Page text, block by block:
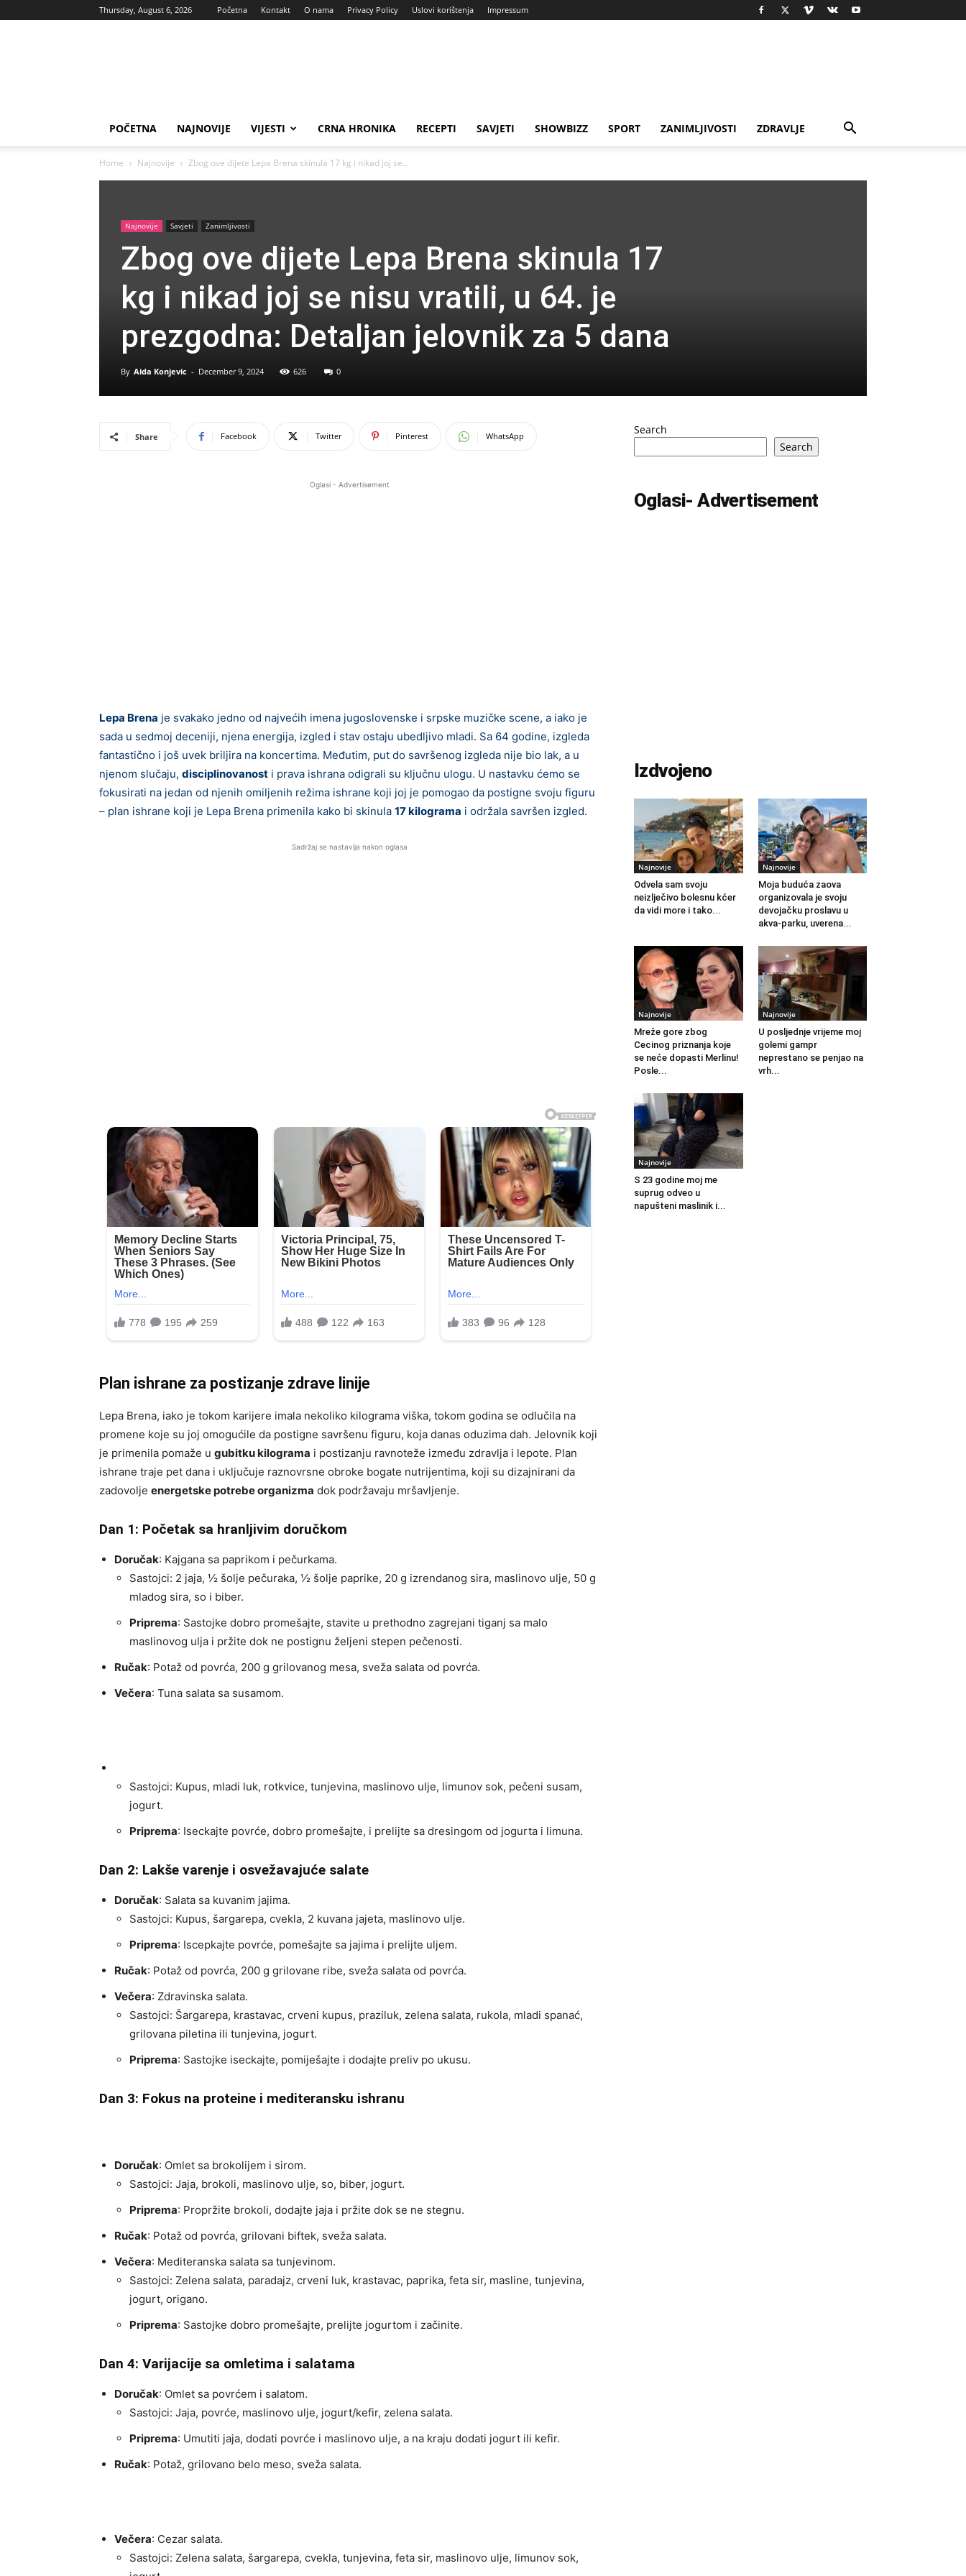
Thursday, August 6, 2026 Početna Kontakt O nama Privacy Policy Uslovi korištenja Impressum
POČETNA NAJNOVIJE VIJESTI CRNA HRONIKA RECEPTI SAVJETI SHOWBIZZ SPORT ZANIMLJIVOSTI ZDRAVLJE
Home Najnovije Zbog ove dijete Lepa Brena skinula 17 kg i nikad joj se...
Najnovije Savjeti Zanimljivosti
Zbog ove dijete Lepa Brena skinula 17
kg i nikad joj se nisu vratili, u 64. je
prezgodna: Detaljan jelovnik za 5 dana
By Aida Konjevic - December 9, 2024 626 0
Share Facebook Twitter Pinterest WhatsApp
Oglasi - Advertisement
Lepa Brena je svakako jedno od najvećih imena jugoslovenske i srpske muzičke scene, a iako je
sada u sedmoj deceniji, njena energija, izgled i stav ostaju ubedljivo mladi. Sa 64 godine, izgleda
fantastično i još uvek briljira na koncertima. Međutim, put do savršenog izgleda nije bio lak, a u
njenom slučaju, disciplinovanost i prava ishrana odigrali su ključnu ulogu. U nastavku ćemo se
fokusirati na jedan od njenih omiljenih režima ishrane koji joj je pomogao da postigne svoju figuru
– plan ishrane koji je Lepa Brena primenila kako bi skinula 17 kilograma i održala savršen izgled.
Sadržaj se nastavlja nakon oglasa
Plan ishrane za postizanje zdrave linije
Lepa Brena, iako je tokom karijere imala nekoliko kilograma viška, tokom godina se odlučila na
promene koje su joj omogućile da postigne savršenu figuru, koja danas oduzima dah. Jelovnik koji
je primenila pomaže u gubitku kilograma i postizanju ravnoteže između zdravlja i lepote. Plan
ishrane traje pet dana i uključuje raznovrsne obroke bogate nutrijentima, koji su dizajnirani da
zadovolje energetske potrebe organizma dok podržavaju mršavljenje.
Dan 1: Početak sa hranljivim doručkom
Doručak: Kajgana sa paprikom i pečurkama.
Sastojci: 2 jaja, ½ šolje pečuraka, ½ šolje paprike, 20 g izrendanog sira, maslinovo ulje, 50 g
mladog sira, so i biber.
Priprema: Sastojke dobro promešajte, stavite u prethodno zagrejani tiganj sa malo
maslinovog ulja i pržite dok ne postignu željeni stepen pečenosti.
Ručak: Potaž od povrća, 200 g grilovanog mesa, sveža salata od povrća.
Večera: Tuna salata sa susamom.
Sastojci: Kupus, mladi luk, rotkvice, tunjevina, maslinovo ulje, limunov sok, pečeni susam,
jogurt.
Priprema: Iseckajte povrće, dobro promešajte, i prelijte sa dresingom od jogurta i limuna.
Dan 2: Lakše varenje i osvežavajuće salate
Doručak: Salata sa kuvanim jajima.
Sastojci: Kupus, šargarepa, cvekla, 2 kuvana jajeta, maslinovo ulje.
Priprema: Iscepkajte povrće, pomešajte sa jajima i prelijte uljem.
Ručak: Potaž od povrća, 200 g grilovane ribe, sveža salata od povrća.
Večera: Zdravinska salata.
Sastojci: Šargarepa, krastavac, crveni kupus, praziluk, zelena salata, rukola, mladi spanać,
grilovana piletina ili tunjevina, jogurt.
Priprema: Sastojke iseckajte, pomiješajte i dodajte preliv po ukusu.
Dan 3: Fokus na proteine i mediteransku ishranu
Doručak: Omlet sa brokolijem i sirom.
Sastojci: Jaja, brokoli, maslinovo ulje, so, biber, jogurt.
Priprema: Propržite brokoli, dodajte jaja i pržite dok se ne stegnu.
Ručak: Potaž od povrća, grilovani biftek, sveža salata.
Večera: Mediteranska salata sa tunjevinom.
Sastojci: Zelena salata, paradajz, crveni luk, krastavac, paprika, feta sir, masline, tunjevina,
jogurt, origano.
Priprema: Sastojke dobro promešajte, prelijte jogurtom i začinite.
Dan 4: Varijacije sa omletima i salatama
Doručak: Omlet sa povrćem i salatom.
Sastojci: Jaja, povrće, maslinovo ulje, jogurt/kefir, zelena salata.
Priprema: Umutiti jaja, dodati povrće i maslinovo ulje, a na kraju dodati jogurt ili kefir.
Ručak: Potaž, grilovano belo meso, sveža salata.
Večera: Cezar salata.
Sastojci: Zelena salata, šargarepa, cvekla, tunjevina, feta sir, maslinovo ulje, limunov sok,
Search
Search
Oglasi- Advertisement
Izdvojeno
Najnovije
Odvela sam svoju
neizlječivo bolesnu kćer
da vidi more i tako...
Najnovije
Moja buduća zaova
organizovala je svoju
devojačku proslavu u
akva-parku, uverena...
Najnovije
Mreže gore zbog
Cecinog priznanja koje
se neće dopasti Merlinu!
Posle...
Najnovije
U posljednje vrijeme moj
golemi gampr
neprestano se penjao na
vrh...
Najnovije
S 23 godine moj me
suprug odveo u
napušteni maslinik i...